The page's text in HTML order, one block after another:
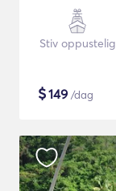
Stiv oppustelig
$149 /dag